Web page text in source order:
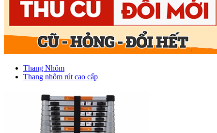
Thang Nhôm
Thang nhôm rút cao cấp